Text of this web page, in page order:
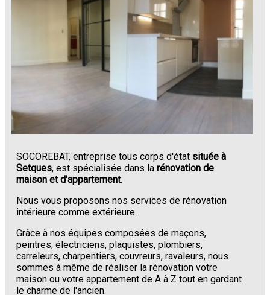
SOCOREBAT, entreprise tous corps d'état située à
Setques, est spécialisée dans larénovation de
maison et d'appartement.
Nous vous proposons nos services de rénovation
intérieure comme extérieure.
Grâce à nos équipes composées de maçons,
peintres, électriciens, plaquistes, plombiers,
carreleurs, charpentiers, couvreurs, ravaleurs, nous
sommes à même de réaliser la rénovation votre
maison ou votre appartement de A à Z tout en gardant
le charme de l'ancien.